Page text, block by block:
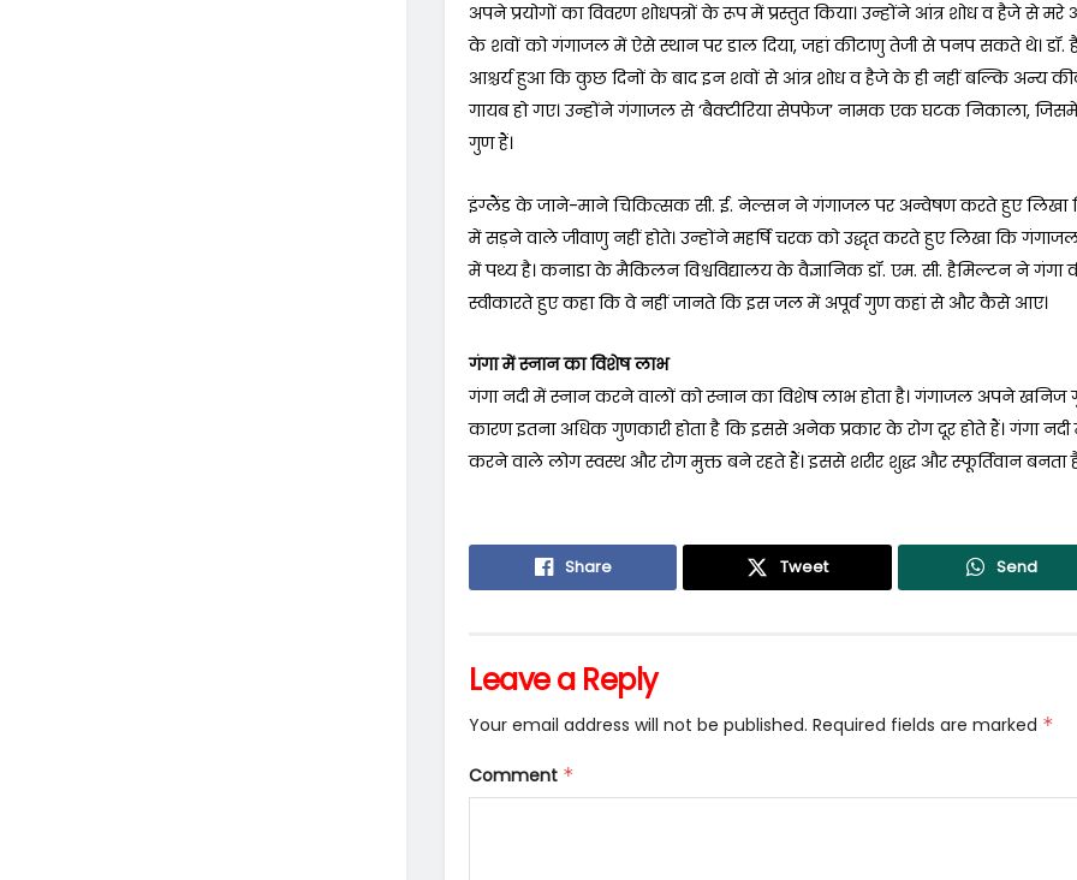
अपने प्रयोगों का विवरण शोधपत्रों के रूप में प्रस्तुत किया। उन्होंने आंत्र शोध व हैजे से मरे
के शवों को गंगाजल में ऐसे स्थान पर डाल दिया, जहां कीटाणु तेजी से पनप सकते थे। डॉ.
आश्चर्य हुआ कि कुछ दिनों के बाद इन शवों से आंत्र शोध व हैजे के ही नहीं बल्कि अन्य
गायब हो गए। उन्होंने गंगाजल से ‘बैक्टीरिया सेपफेज’ नामक एक घटक निकाला,
गुण हैं।
इंग्लैंड के जाने-माने चिकित्सक सी. ई. नेल्सन ने गंगाजल पर अन्वेषण करते हुए
में सड़ने वाले जीवाणु नहीं होते। उन्होंने महर्षि चरक को उद्धृत करते हुए लिखा कि
में पथ्य है। कनाडा के मैकिलन विश्वविद्यालय के वैज्ञानिक डॉ. एम. सी. हैमिल्टन ने गंगा
स्वीकारते हुए कहा कि वे नहीं जानते कि इस जल में अपूर्व गुण कहां से और कैसे आए।
गंगा में स्नान का विशेष लाभ
गंगा नदी में स्नान करने वालों को स्नान का विशेष लाभ होता है। गंगाजल अपने
कारण इतना अधिक गुणकारी होता है कि इससे अनेक प्रकार के रोग दूर होते हैं। गंगा नदी
करने वाले लोग स्वस्थ और रोग मुक्त बने रहते हैं। इससे शरीर शुद्ध और स्फूर्तिवान बनता
Share Tweet Send
Leave a Reply
Your email address will not be published. Required fields are marked *
Comment *